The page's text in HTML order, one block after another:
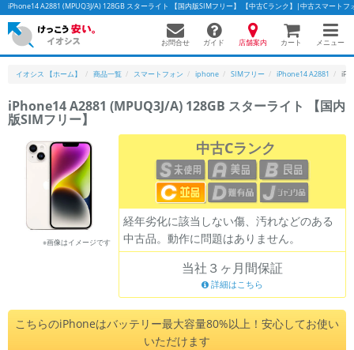
iPhone14 A2881 (MPUQ3J/A) 128GB スターライト 【国内版SIMフリー】 【中古Cランク】|中古スマートフ
お問合せ ガイド 店舗案内 カート メニュー
イオシス 【ホーム】 商品一覧 スマートフォン iphone SIMフリー iPhone14 A2881
iPhone14 A2881 (MPUQ3J/A) 128GB スターライト 【国内
版SIMフリー】
※画像はイメージです
中古Cランク
経年劣化に該当しない傷、汚れなどのある
中古品。動作に問題はありません。
当社３ヶ月間保証
詳細はこちら
こちらのiPhoneはバッテリー最大容量80%以上！安心してお使い
いただけます
かんたんパソコン検索に切り替える
フリーワード
除外ワード
人気の検索ワード：Let's note EliteBookMacBook
「スマートフォン」「タブレット」など
シリーズ
商品シリーズ名・ブランド名の絞り込み。